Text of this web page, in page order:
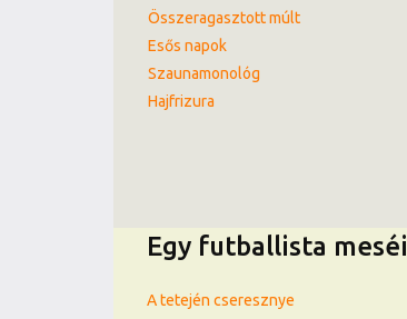
Összeragasztott múlt
Esős napok
Szaunamonológ
Hajfrizura
Egy futballista meséi
A tetején cseresznye